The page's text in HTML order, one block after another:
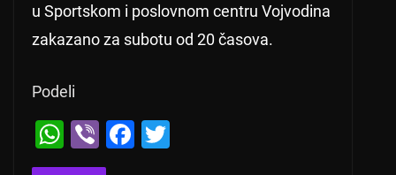
u Sportskom i poslovnom centru Vojvodina
zakazano za subotu od 20 časova.
Podeli
W
h
Vi
b
F